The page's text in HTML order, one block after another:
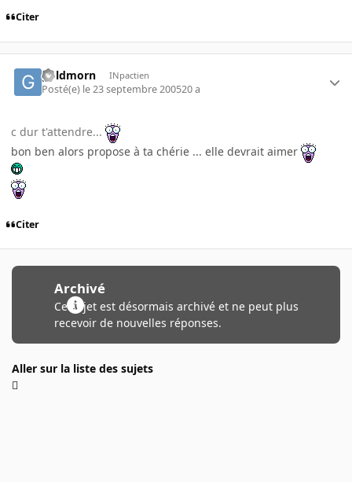
Citer
goldmorn INpactien
Posté(e) le 23 septembre 200520 a
c dur t'attendre...
bon ben alors propose à ta chérie ... elle devrait aimer
Citer
Archivé
Ce sujet est désormais archivé et ne peut plus
recevoir de nouvelles réponses.
Aller sur la liste des sujets